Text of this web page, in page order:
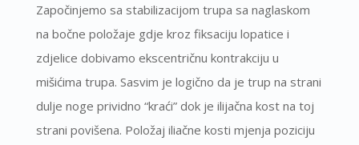
Započinjemo sa stabilizacijom trupa sa naglaskom
na bočne položaje gdje kroz fiksaciju lopatice i
zdjelice dobivamo ekscentričnu kontrakciju u
mišićima trupa. Sasvim je logično da je trup na strani
dulje noge prividno “kraći” dok je ilijačna kost na toj
strani povišena. Položaj iliačne kosti mjenja poziciju